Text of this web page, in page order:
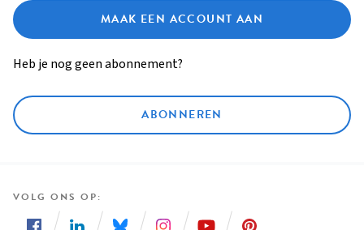
MAAK EEN ACCOUNT AAN
Heb je nog geen abonnement?
ABONNEREN
VOLG ONS OP